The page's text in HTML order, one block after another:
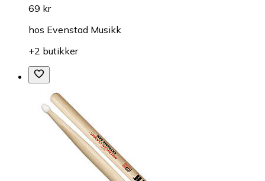
69 kr
hos Evenstad Musikk
+2 butikker